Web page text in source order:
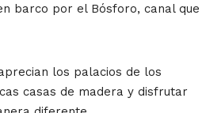
barco por el Bósforo, canal que
los palacios de los
casas de madera y disfrutar